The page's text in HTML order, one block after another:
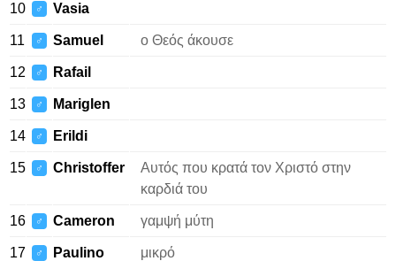
10 ♂ Vasia
11 ♂ Samuel ο Θεός άκουσε
12 ♂ Rafail
13 ♂ Mariglen
14 ♂ Erildi
15 ♂ Christoffer
Αυτός που κρατά τον Χριστό στην
καρδιά του
16 ♂ Cameron γαμψή μύτη
17 ♂ Paulino μικρό